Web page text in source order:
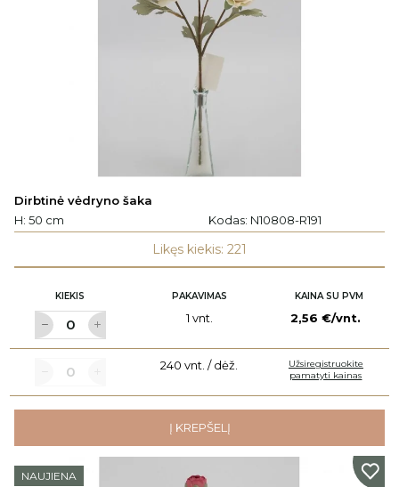
Dirbtinė vėdryno šaka
H: 50 cm
Kodas: N10808-R191
Likęs kiekis: 221
KIEKIS PAKAVIMAS KAINA SU PVM
1 vnt. 2,56 €/vnt.
240 vnt. / dėž.
Užsiregistruokite
pamatyti kainas
Į KREPŠELĮ
NAUJIENA